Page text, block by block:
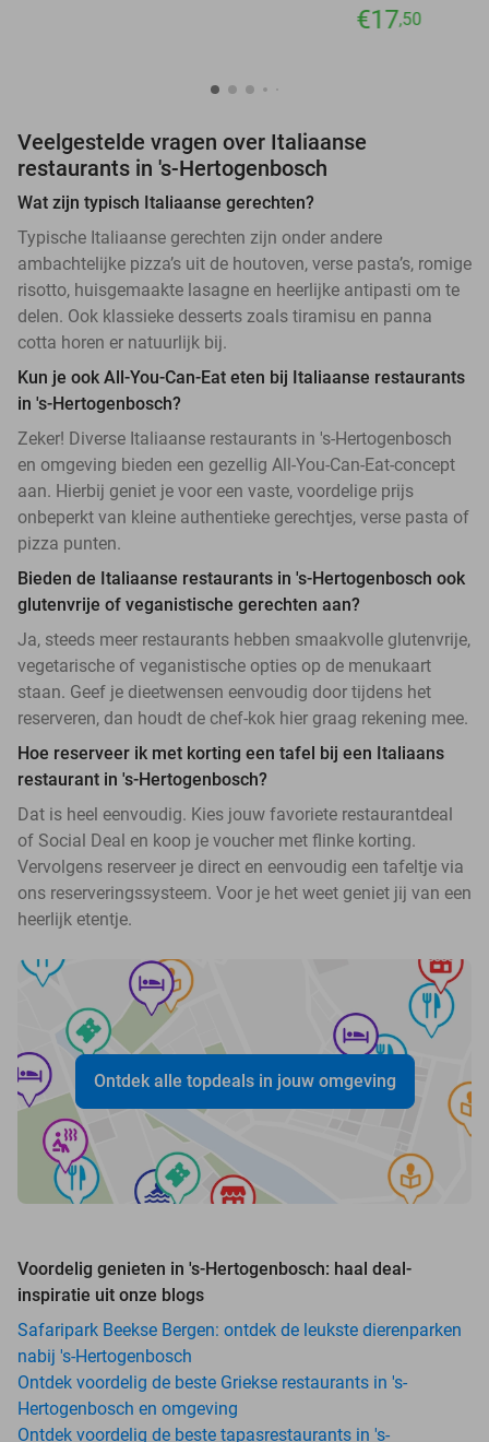
€17,50
Veelgestelde vragen over Italiaanse
restaurants in 's-Hertogenbosch
Wat zijn typisch Italiaanse gerechten?
Typische Italiaanse gerechten zijn onder andere
ambachtelijke pizza’s uit de houtoven, verse pasta’s, romige
risotto, huisgemaakte lasagne en heerlijke antipasti om te
delen. Ook klassieke desserts zoals tiramisu en panna
cotta horen er natuurlijk bij.
Kun je ook All-You-Can-Eat eten bij Italiaanse restaurants
in 's-Hertogenbosch?
Zeker! Diverse Italiaanse restaurants in 's-Hertogenbosch
en omgeving bieden een gezellig All-You-Can-Eat-concept
aan. Hierbij geniet je voor een vaste, voordelige prijs
onbeperkt van kleine authentieke gerechtjes, verse pasta of
pizza punten.
Bieden de Italiaanse restaurants in 's-Hertogenbosch ook
glutenvrije of veganistische gerechten aan?
Ja, steeds meer restaurants hebben smaakvolle glutenvrije,
vegetarische of veganistische opties op de menukaart
staan. Geef je dieetwensen eenvoudig door tijdens het
reserveren, dan houdt de chef-kok hier graag rekening mee.
Hoe reserveer ik met korting een tafel bij een Italiaans
restaurant in 's-Hertogenbosch?
Dat is heel eenvoudig. Kies jouw favoriete restaurantdeal
of Social Deal en koop je voucher met flinke korting.
Vervolgens reserveer je direct en eenvoudig een tafeltje via
ons reserveringssysteem. Voor je het weet geniet jij van een
heerlijk etentje.
Ontdek alle topdeals in jouw omgeving
Voordelig genieten in 's-Hertogenbosch: haal deal-
inspiratie uit onze blogs
Safaripark Beekse Bergen: ontdek de leukste dierenparken
nabij 's-Hertogenbosch
Ontdek voordelig de beste Griekse restaurants in 's-
Hertogenbosch en omgeving
Ontdek voordelig de beste tapasrestaurants in 's-